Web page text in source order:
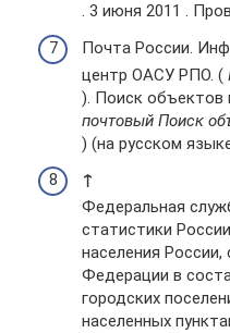
. 3 июня 2011 .
Почта России.
центр ОАСУ РПО. (
). Поиск объектов
почтовый Поиск
) (на русском
↑
Федеральная
статистики
населения
Федерации в
городских
населенных